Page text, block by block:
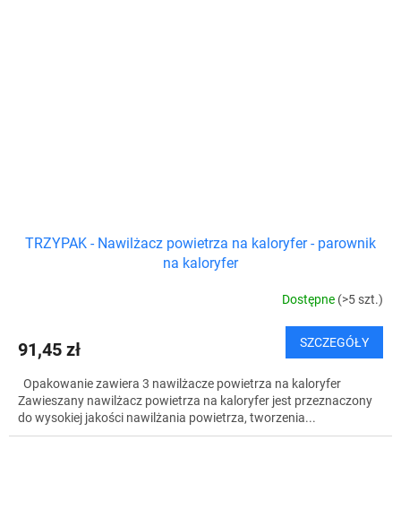
TRZYPAK - Nawilżacz powietrza na kaloryfer - parownik
na kaloryfer
Dostępne (>5 szt.)
91,45 zł SZCZEGÓŁY
Opakowanie zawiera 3 nawilżacze powietrza na kaloryfer
Zawieszany nawilżacz powietrza na kaloryfer jest przeznaczony
do wysokiej jakości nawilżania powietrza, tworzenia...